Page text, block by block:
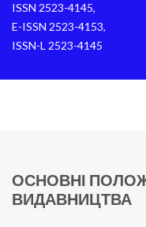
ISSN 2523-4145,
E-ISSN 2523-4153,
ISSN-L 2523-4145
ОСНОВНІ
ВИДАВНИЦТВА